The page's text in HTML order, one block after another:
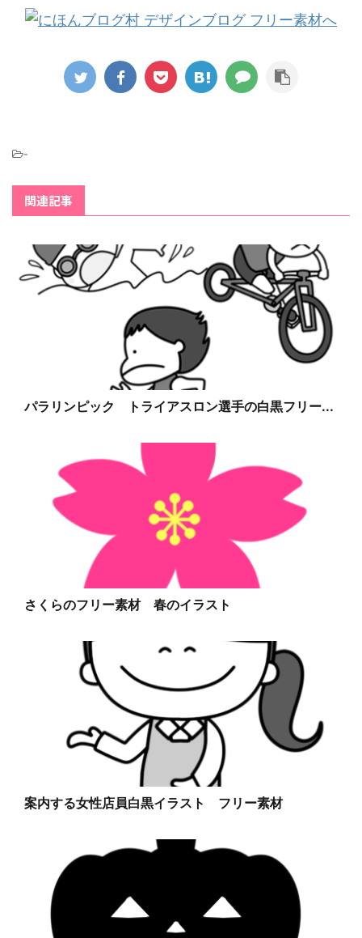
-
関連記事
パラリンピック トライアスロン選手の白黒フリー...
さくらのフリー素材 春のイラスト
案内する女性店員白黒イラスト フリー素材